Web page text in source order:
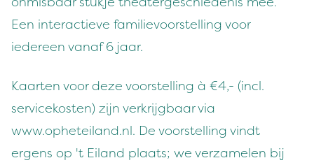
Een interactieve familievoorstelling voor
iedereen vanaf 6 jaar.
Kaarten voor deze voorstelling à €4,- (incl.
servicekosten) zijn verkrijgbaar via
www.opheteiland.nl. De voorstelling vindt
ergens op 't Eiland plaats; we verzamelen bij